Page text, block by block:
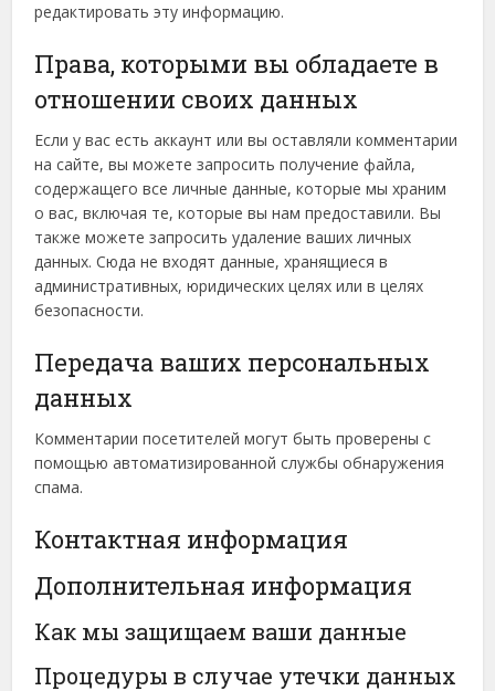
редактировать эту информацию.
Права, которыми вы обладаете в
отношении своих данных
Если у вас есть аккаунт или вы оставляли комментарии
на сайте, вы можете запросить получение файла,
содержащего все личные данные, которые мы храним
о вас, включая те, которые вы нам предоставили. Вы
также можете запросить удаление ваших личных
данных. Сюда не входят данные, хранящиеся в
административных, юридических целях или в целях
безопасности.
Передача ваших персональных
данных
Комментарии посетителей могут быть проверены с
помощью автоматизированной службы обнаружения
спама.
Контактная информация
Дополнительная информация
Как мы защищаем ваши данные
Процедуры в случае утечки данных